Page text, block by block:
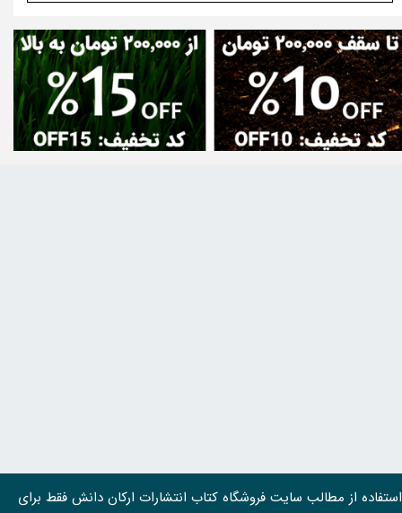
استفاده از مطالب سايت فروشگاه کتاب انتشارات ارکان دانش فقط برای